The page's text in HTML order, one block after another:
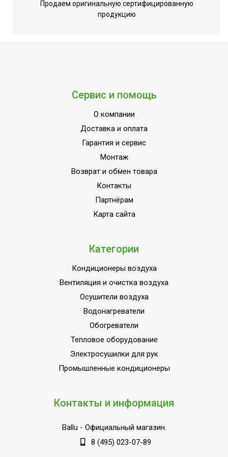
комплекте
Нет
Регулировка температуры
Регулировка температуры
Таймер на отключение
Установка реального времени
Нет
Таймер на включение
Точность установки температуры
(вблизи устройства)
Индикация температуры воздуха
(вблизи пульта управления)
Нет
Индикация заполнения емкости
Цифровой дисплей
Индикация включения
Подсветка дисплея
Нет
R410a
Продаем оригинальную сертифицированную
продукцию
Сервис и помощь
О компании
Доставка и оплата
Гарантия и сервис
Монтаж
Возврат и обмен товара
Контакты
Партнёрам
Карта сайта
Категории
Кондиционеры воздуха
Вентиляция и очистка воздуха
Осушители воздуха
Водонагреватели
Обогреватели
Тепловое оборудование
Электросушилки для рук
Промышленные кондиционеры
Контакты и информация
Ballu - Официальный магазин.
8 (495) 023-07-89